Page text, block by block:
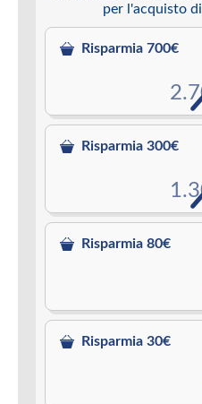
per l'acquisto
Risparmia 700€
Risparmia 300€
Risparmia 80€
Risparmia 30€